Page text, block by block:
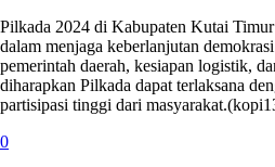
Pilkada 2024 di Kabupaten Kutai
dalam menjaga keberlanjutan
pemerintah daerah, kesiapan logistik,
diharapkan Pilkada dapat terlaksana
partisipasi tinggi dari
0